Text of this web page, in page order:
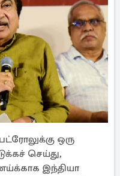
ஒரு
செய்து,
இந்தியா